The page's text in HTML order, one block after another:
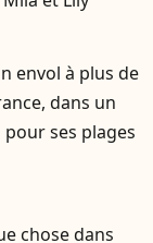
envol à plus de
dans un
ses plages
chose dans